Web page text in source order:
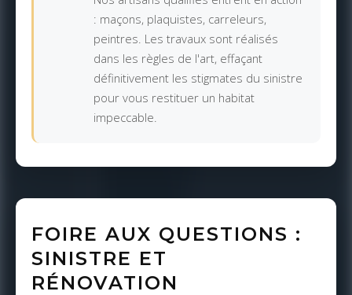
: maçons, plaquistes, carreleurs,
peintres. Les travaux sont réalisés
dans les règles de l'art, effaçant
définitivement les stigmates du sinistre
pour vous restituer un habitat
impeccable.
FOIRE AUX QUESTIONS :
SINISTRE ET
RÉNOVATION